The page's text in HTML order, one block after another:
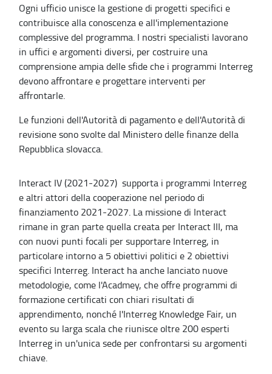
Ogni ufficio unisce la gestione di progetti specifici e
contribuisce alla conoscenza e all'implementazione
complessive del programma. I nostri specialisti lavorano
in uffici e argomenti diversi, per costruire una
comprensione ampia delle sfide che i programmi Interreg
devono affrontare e progettare interventi per
affrontarle.
Le funzioni dell'Autorità di pagamento e dell'Autorità di
revisione sono svolte dal Ministero delle finanze della
Repubblica slovacca.
Interact IV (2021-2027) supporta i programmi Interreg
e altri attori della cooperazione nel periodo di
finanziamento 2021-2027. La missione di Interact
rimane in gran parte quella creata per Interact III, ma
con nuovi punti focali per supportare Interreg, in
particolare intorno a 5 obiettivi politici e 2 obiettivi
specifici Interreg. Interact ha anche lanciato nuove
metodologie, come l'Acadmey, che offre programmi di
formazione certificati con chiari risultati di
apprendimento, nonché l'Interreg Knowledge Fair, un
evento su larga scala che riunisce oltre 200 esperti
Interreg in un'unica sede per confrontarsi su argomenti
chiave.